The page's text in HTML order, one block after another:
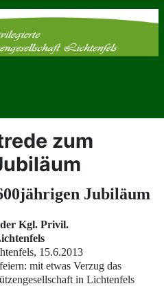
zum
Jubiläum
Kgl. Privil.
15.6.2013
mit etwas Verzug das
in Lichtenfels